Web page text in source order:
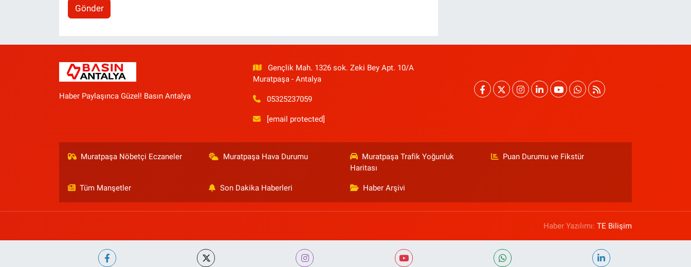
Gönder
Haber Paylaşınca Güzel! Basın Antalya
Gençlik Mah. 1326 sok. Zeki Bey Apt. 10/A
Muratpaşa - Antalya
05325237059
[email protected]
Muratpaşa Nöbetçi Eczaneler Muratpaşa Hava Durumu
Muratpaşa Trafik Yoğunluk
Haritası
Puan Durumu ve Fikstür
Tüm Manşetler Son Dakika Haberleri Haber Arşivi
Haber Yazılımı:TE Bilişim